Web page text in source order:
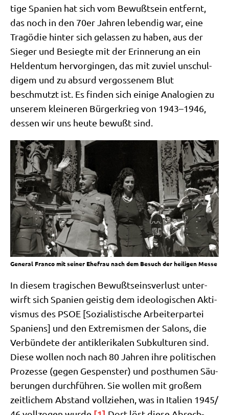
ti­ge Spa­ni­en hat sich vom Bewußt­sein ent­fernt,
das noch in den 70er Jah­ren leben­dig war, eine
Tra­gö­die hin­ter sich gelas­sen zu haben, aus der
Sie­ger und Besieg­te mit der Erin­ne­rung an ein
Hel­den­tum her­vor­gin­gen, das mit zuviel unschul­
di­gem und zu absurd ver­gos­se­nem Blut
beschmutzt ist. Es fin­den sich eini­ge Ana­lo­gien zu
unse­rem klei­ne­ren Bür­ger­krieg von 1943–1946,
des­sen wir uns heu­te bewußt sind.
Gene­ral Fran­co mit sei­ner Ehe­frau nach dem Besuch der hei­li­gen Messe
In die­sem tra­gi­schen Bewußt­seins­ver­lust unter­
wirft sich Spa­ni­en gei­stig dem ideo­lo­gi­schen Akti­
vis­mus des PSOE [Sozia­li­sti­sche Arbei­ter­par­tei
Spa­ni­ens] und den Extre­mis­men der Salons, die
Ver­bün­de­te der anti­kle­ri­ka­len Sub­kul­tu­ren sind.
Die­se wol­len noch nach 80 Jah­ren ihre poli­ti­schen
Pro­zes­se (gegen Gespen­ster) und post­hu­men Säu­
be­run­gen durch­füh­ren. Sie wol­len mit gro­ßem
zeit­li­chem Abstand voll­zie­hen, was in Ita­li­en 1945/​